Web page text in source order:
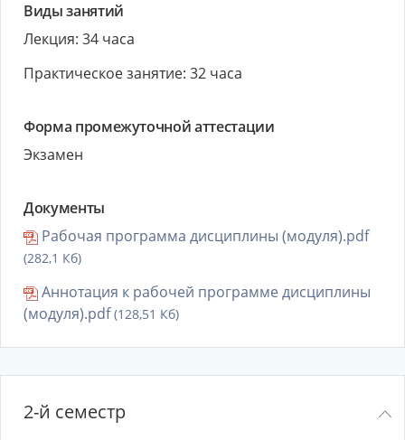
Виды занятий
Лекция: 34 часа
Практическое занятие: 32 часа
Форма промежуточной аттестации
Экзамен
Документы
Рабочая программа дисциплины (модуля).pdf
(282,1 Кб)
Аннотация к рабочей программе дисциплины
(модуля).pdf(128,51 Кб)
2-й семестр